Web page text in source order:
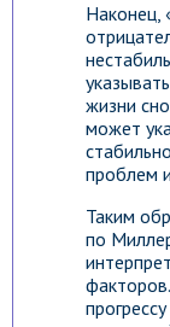
Наконец,
жизни
может
проблем
Таким
по